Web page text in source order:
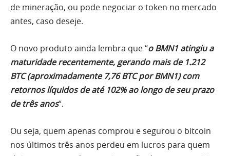
de mineração, ou pode negociar o token no mercado
antes, caso deseje.
O novo produto ainda lembra que “o BMN1 atingiu a
maturidade recentemente, gerando mais de 1.212
BTC (aproximadamente 7,76 BTC por BMN1) com
retornos líquidos de até 102% ao longo de seu prazo
de três anos“.
Ou seja, quem apenas comprou e segurou o bitcoin
nos últimos três anos perdeu em lucros para quem